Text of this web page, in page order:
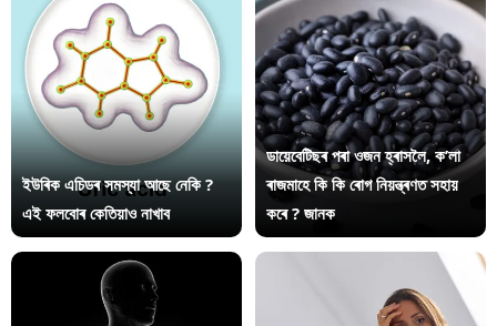
ইউৰিক এচিডৰ সমস্যা আছে নেকি ?
এই ফলবোৰ কেতিয়াও নাখাব
ডায়েবেটিছৰ পৰা ওজন হ্ৰাসলৈ, ক’লা
ৰাজমাহে কি কি ৰোগ নিয়ন্ত্ৰণত সহায়
কৰে ? জানক